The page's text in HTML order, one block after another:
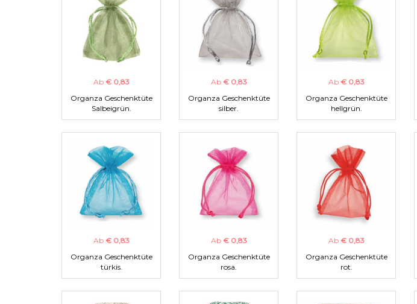
Ab € 0,83
Organza Geschenktüte
Salbeigrün.
Ab € 0,83
Organza Geschenktüte
silber.
Ab € 0,83
Organza Geschenktüte
hellgrün.
Ab € 0,83
Organza Geschenktüte
türkis.
Ab € 0,83
Organza Geschenktüte
rosa.
Ab € 0,83
Organza Geschenktüte
rot.